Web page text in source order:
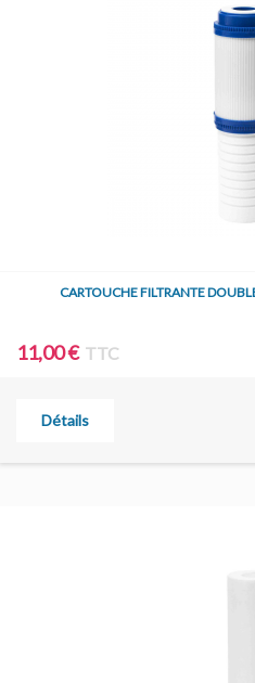
CARTOUCHE FILTRANTE
11,00 € TTC
Détails